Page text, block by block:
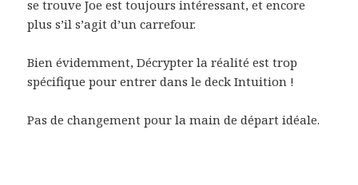
se trouve Joe est toujours intéressant, et encore
plus s’il s’agit d’un carrefour.
Bien évidemment, Décrypter la réalité est trop
spécifique pour entrer dans le deck Intuition !
Pas de changement pour la main de départ idéale.